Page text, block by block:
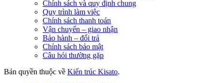
Chính sách và quy định chung
Quy trình làm việc
Chính sách thanh toán
Vận chuyển – giao nhận
Bảo hành – đổi trả
Chính sách bảo mật
Câu hỏi thường gặp
Bản quyền thuộc về Kiến trúc Kisato.